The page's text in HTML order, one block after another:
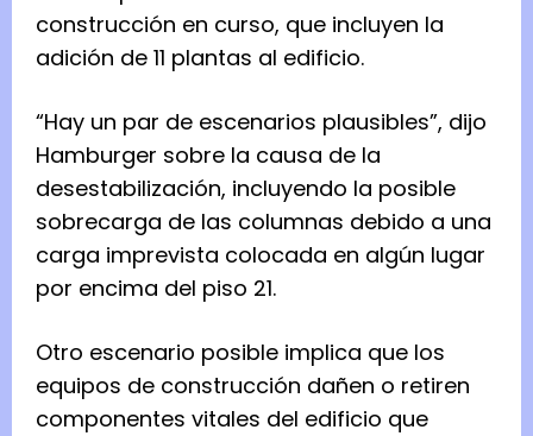
construcción en curso, que incluyen la
adición de 11 plantas al edificio.
“Hay un par de escenarios plausibles”, dijo
Hamburger sobre la causa de la
desestabilización, incluyendo la posible
sobrecarga de las columnas debido a una
carga imprevista colocada en algún lugar
por encima del piso 21.
Otro escenario posible implica que los
equipos de construcción dañen o retiren
componentes vitales del edificio que